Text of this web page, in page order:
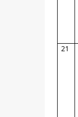
21